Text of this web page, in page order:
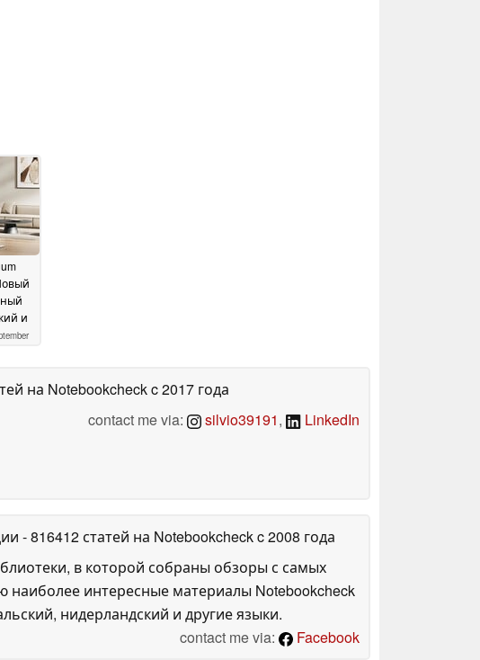
и
на Notebookcheckc 2017 года
contact me via:
silvio39191, LinkedIn
- 816412 статей на Notebookcheckc 2008 года
в которой собраны обзоры с самых
интересные материалы Notebookcheck
нидерландский и другие языки.
contact me via:
Facebook